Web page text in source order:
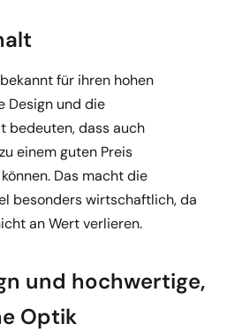
für ihren hohen
Design und die
bedeuten, dass auch
einem guten Preis
Das macht die
besonders wirtschaftlich, da
an Wert verlieren.
und hochwertige,
Optik